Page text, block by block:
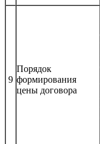
9
Порядок
формирования
цены договора